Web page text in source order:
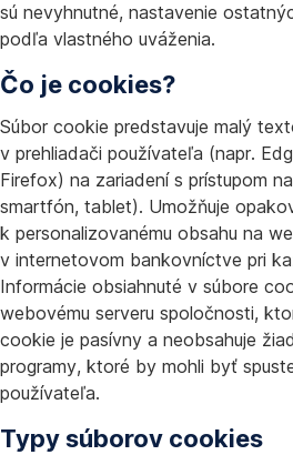
sú nevyhnutné, nastavenie
podľa vlastného uváženia.
Čo je cookies?
Súbor cookie predstavuje malý
v prehliadači používateľa (napr.
Firefox) na zariadení s prístupom
smartfón, tablet). Umožňuje
k personalizovanému obsahu na
v internetovom bankovníctve pri
Informácie obsiahnuté v súbore
webovému serveru spoločnosti,
cookie je pasívny a neobsahuje
programy, ktoré by mohli byť
používateľa.
Typy súborov cookies